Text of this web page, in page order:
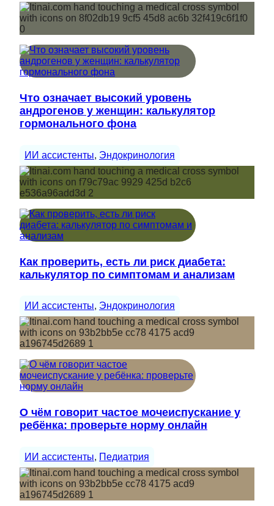
Что означает высокий уровень
андрогенов у женщин: калькулятор
гормонального фона
ИИ ассистенты, Эндокринология
Как проверить, есть ли риск диабета:
калькулятор по симптомам и анализам
ИИ ассистенты, Эндокринология
О чём говорит частое мочеиспускание у
ребёнка: проверьте норму онлайн
ИИ ассистенты, Педиатрия